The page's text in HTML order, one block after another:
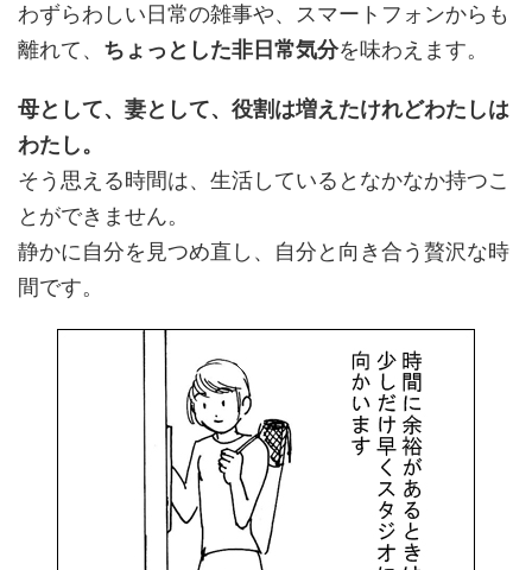
わずらわしい日常の雑事や、スマートフォンからも
離れて、 ちょっとした非日常気分を味わえます。
母として、妻として、役割は増えたけれどわたしは
わたし。
そう思える時間は、生活しているとなかなか持つこ
とができません。
静かに自分を見つめ直し、自分と向き合う贅沢な時
間です。